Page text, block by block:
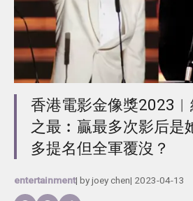
香港電影金像獎
之最︰贏最多次影后是
多提名但全軍覆沒？
entertainment| byjoey chen| 2023-04-13